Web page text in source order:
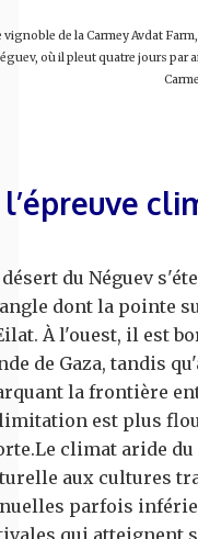
vignoble de la Carmey Avdat
où il pleut quatre jours par
du Néguev
dont la pointe
À l'ouest, il est
de Gaza, tandis
la frontière
est plus
climat aride
aux cultures
parfois